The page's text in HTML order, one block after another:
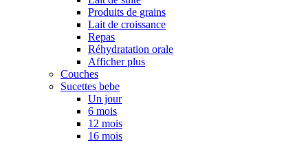
Produits de grains
Lait de croissance
Repas
Réhydratation orale
Afficher plus
Couches
Sucettes bebe
Un jour
6 mois
12 mois
16 mois